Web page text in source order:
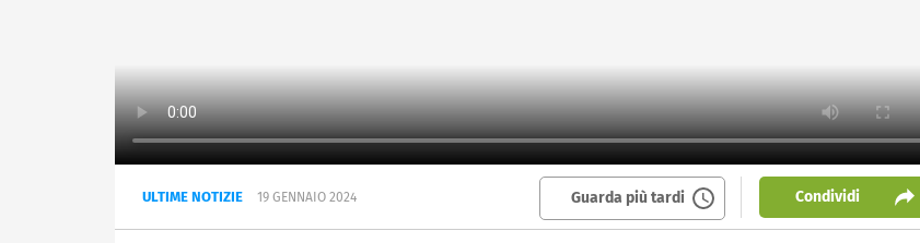
ULTIME NOTIZIE 19 GENNAIO 2024 Guarda più tardi Condividi